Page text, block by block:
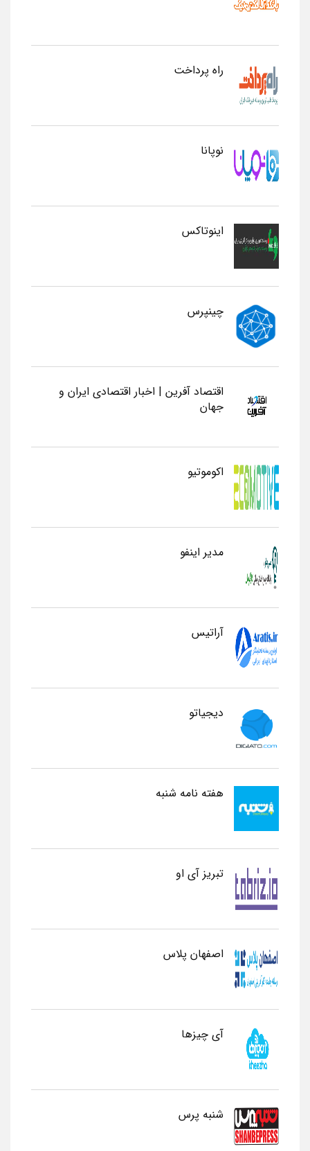
راه پرداخت
نوپانا
اینوتاکس
چینپرس
اقتصاد آفرین | اخبار اقتصادی ایران و
جهان
اکوموتیو
مدیر اینفو
آراتیس
دیجیاتو
هفته نامه شنبه
تبریز آی او
اصفهان پلاس
آی چیزها
شنبه پرس